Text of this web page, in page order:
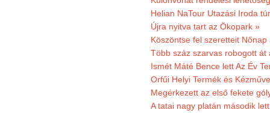
Helian NaTour Utazási Iroda
Újra nyitva tart az Ökopark »
Köszöntse fel szeretteit
Több száz szarvas robogott át
Ismét Máté Bence lett Az Év
Orfűi Helyi Termék és
Megérkezett az első fekete
A tatai nagy platán második